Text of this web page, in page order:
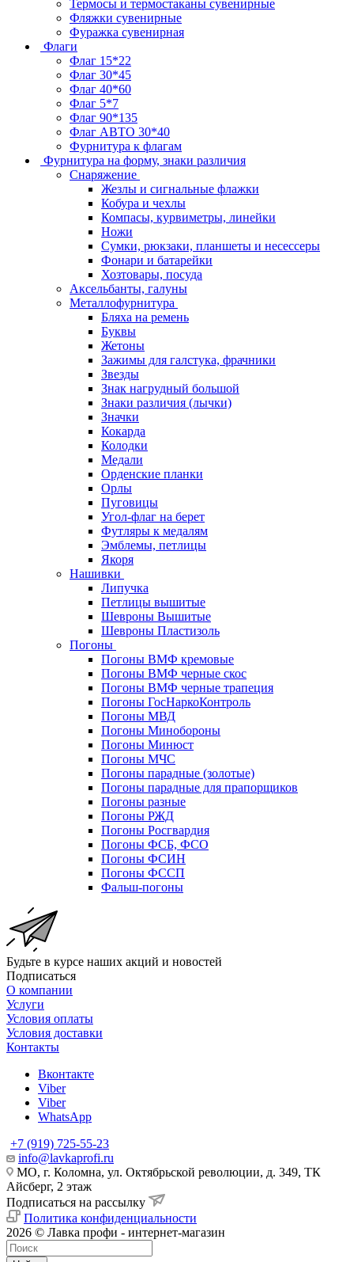
Термосы и термостаканы сувенирные
Фляжки сувенирные
Фуражка сувенирная
Флаги
Флаг 15*22
Флаг 30*45
Флаг 40*60
Флаг 5*7
Флаг 90*135
Флаг АВТО 30*40
Фурнитура к флагам
Фурнитура на форму, знаки различия
Снаряжение
Жезлы и сигнальные флажки
Кобура и чехлы
Компасы, курвиметры, линейки
Ножи
Сумки, рюкзаки, планшеты и несессеры
Фонари и батарейки
Хозтовары, посуда
Аксельбанты, галуны
Металлофурнитура
Бляха на ремень
Буквы
Жетоны
Зажимы для галстука, фрачники
Звезды
Знак нагрудный большой
Знаки различия (лычки)
Значки
Кокарда
Колодки
Медали
Орденские планки
Орлы
Пуговицы
Угол-флаг на берет
Футляры к медалям
Эмблемы, петлицы
Якоря
Нашивки
Липучка
Петлицы вышитые
Шевроны Вышитые
Шевроны Пластизоль
Погоны
Погоны ВМФ кремовые
Погоны ВМФ черные скос
Погоны ВМФ черные трапеция
Погоны ГосНаркоКонтроль
Погоны МВД
Погоны Минобороны
Погоны Минюст
Погоны МЧС
Погоны парадные (золотые)
Погоны парадные для прапорщиков
Погоны разные
Погоны РЖД
Погоны Росгвардия
Погоны ФСБ, ФСО
Погоны ФСИН
Погоны ФССП
Фальш-погоны
Будьте в курсе наших акций и новостей
Подписаться
О компании
Услуги
Условия оплаты
Условия доставки
Контакты
Вконтакте
Viber
Viber
WhatsApp
+7 (919) 725-55-23
info@lavkaprofi.ru
МО, г. Коломна, ул. Октябрьской революции, д. 349, ТК
Айсберг, 2 этаж
Подписаться на рассылку
Политика конфиденциальности
2026 © Лавка профи - интернет-магазин